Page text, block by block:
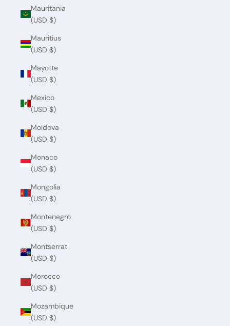
Mauritania
(USD $)
Mauritius
(USD $)
Mayotte
(USD $)
Mexico
(USD $)
Moldova
(USD $)
Monaco
(USD $)
Mongolia
(USD $)
Montenegro
(USD $)
Montserrat
(USD $)
Morocco
(USD $)
Mozambique
(USD $)